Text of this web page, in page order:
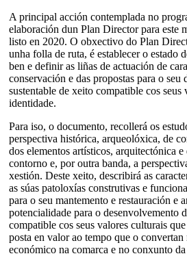
A principal acción contemplada no
elaboración dun Plan Director para este
listo en 2020. O obxectivo do Plan
unha folla de ruta, é establecer o estado
ben e definir as liñas de actuación de
conservación e das propostas para o seu
sustentable de xeito compatible cos seus
identidade.
Para iso, o documento, recollerá os
perspectiva histórica, arqueolóxica, de
dos elementos artísticos, arquitectónica
contorno e, por outra banda, a
xestión. Deste xeito, describirá as
as súas patoloxías construtivas e
para o seu mantemento e restauración e
potencialidade para o desenvolvemento
compatible cos seus valores culturais
posta en valor ao tempo que o
económico na comarca e no conxunto